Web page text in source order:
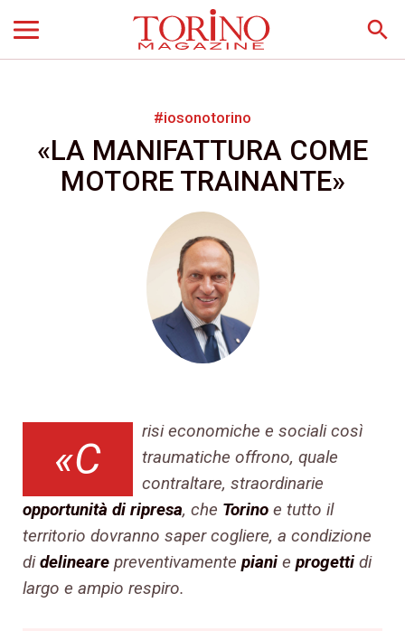
search
#iosonotorino
«LA MANIFATTURA COME
MOTORE TRAINANTE»
«C
risi economiche e sociali così
traumatiche offrono, quale
contraltare, straordinarie
opportunità di ripresa, che Torino e tutto il
territorio dovranno saper cogliere, a condizione
didelineare preventivamente piani e progetti di
largo e ampio respiro.